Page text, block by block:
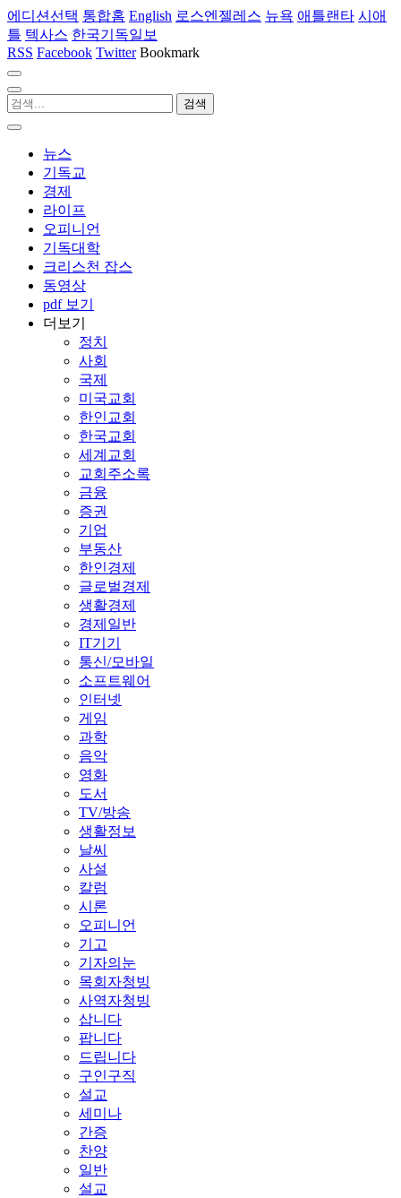
에디션선택 통합홈 English 로스엔젤레스 뉴욕 애틀랜타 시애
틀 텍사스 한국기독일보
RSS Facebook Twitter Bookmark
뉴스
기독교
경제
라이프
오피니언
기독대학
크리스천 잡스
동영상
pdf 보기
더보기
정치
사회
국제
미국교회
한인교회
한국교회
세계교회
교회주소록
금융
증권
기업
부동산
한인경제
글로벌경제
생활경제
경제일반
IT기기
통신/모바일
소프트웨어
인터넷
게임
과학
음악
영화
도서
TV/방송
생활정보
날씨
사설
칼럼
시론
오피니언
기고
기자의눈
목회자청빙
사역자청빙
삽니다
팝니다
드립니다
구인구직
설교
세미나
간증
찬양
일반
설교